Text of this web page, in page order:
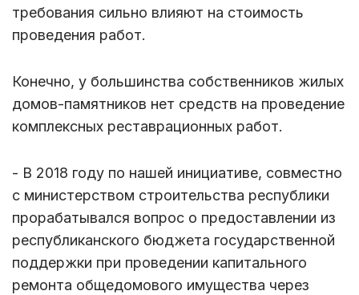
требования сильно влияют на стоимость
проведения работ.
Конечно, у большинства собственников жилых
домов-памятников нет средств на проведение
комплексных реставрационных работ.
- В 2018 году по нашей инициативе, совместно
с министерством строительства республики
прорабатывался вопрос о предоставлении из
республиканского бюджета государственной
поддержки при проведении капитального
ремонта общедомового имущества через